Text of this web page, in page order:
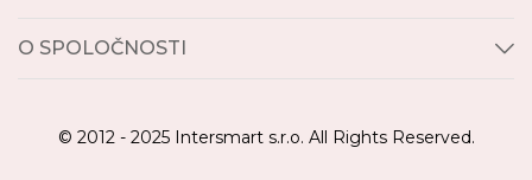
O SPOLOČNOSTI
© 2012 - 2025 Intersmart s.r.o. All Rights Reserved.